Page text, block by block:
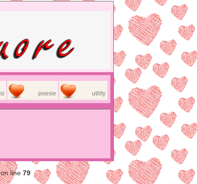
poesie utility
line 79